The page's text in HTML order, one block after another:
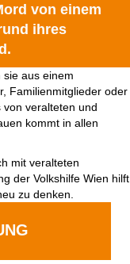
von einem
ihres
aus einem
Familienmitglieder oder
veralteten und
kommt in allen
mit veralteten
der Volkshilfe Wien hilft
zu denken.